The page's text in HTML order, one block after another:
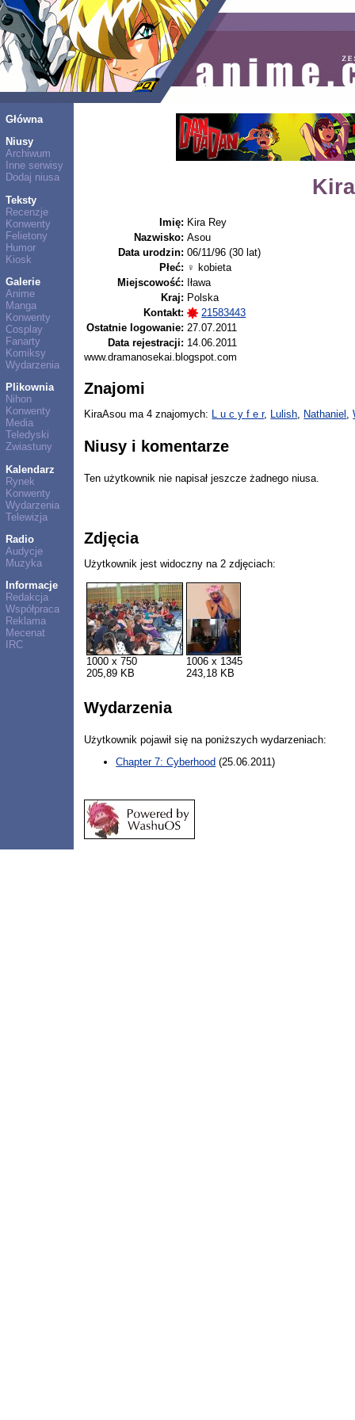
Główna
Niusy
Archiwum
Inne serwisy
Dodaj niusa
Teksty
Recenzje
Konwenty
Felietony
Humor
Kiosk
Galerie
Anime
Manga
Konwenty
Cosplay
Fanarty
Komiksy
Wydarzenia
Plikownia
Nihon
Konwenty
Media
Teledyski
Zwiastuny
Kalendarz
Rynek
Konwenty
Wydarzenia
Telewizja
Radio
Audycje
Muzyka
Informacje
Redakcja
Współpraca
Reklama
Mecenat
IRC
Imię: Kira Rey
Nazwisko: Asou
Data urodzin: 06/11/96 (30 lat)
Płeć: ♀ kobieta
Miejscowość: Iława
Kraj: Polska
Kontakt:
21583443
Ostatnie logowanie: 27.07.2011
Data rejestracji: 14.06.2011
www.dramanosekai.blogspot.com
Znajomi
KiraAsou ma 4 znajomych: L u c y f e r, Lulish, Nathaniel ,
Niusy i komentarze
Ten użytkownik nie napisał jeszcze żadnego niusa.
Zdjęcia
Użytkownik jest widoczny na 2 zdjęciach:
1000 x 750
205,89 KB
1006 x 1345
243,18 KB
Wydarzenia
Użytkownik pojawił się na poniższych wydarzeniach:
Chapter 7: Cyberhood (25.06.2011)